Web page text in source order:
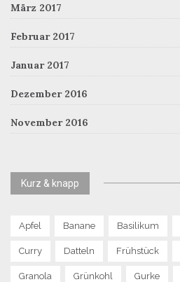
März 2017
Februar 2017
Januar 2017
Dezember 2016
November 2016
Kurz & knapp
Apfel Banane Basilikum
Curry Datteln Frühstück
Granola Grünkohl Gurke